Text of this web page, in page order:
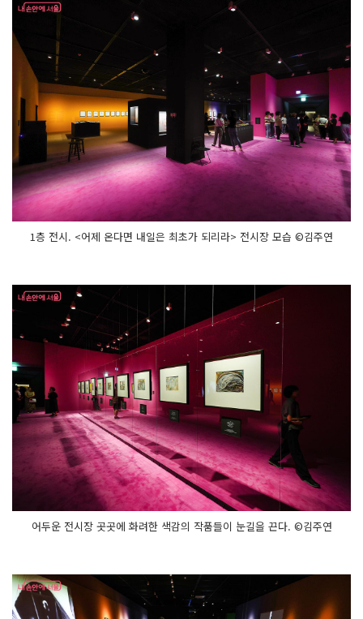
1층 전시. <어제 온다면 내일은 최초가 되리라> 전시장 모습 ©김주연
어두운 전시장 곳곳에 화려한 색감의 작품들이 눈길을 끈다. ©김주연